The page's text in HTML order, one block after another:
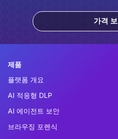
가격
제품
플랫폼 개요
AI 적응형 DLP
AI 에이전트 보안
브라우징 포렌식